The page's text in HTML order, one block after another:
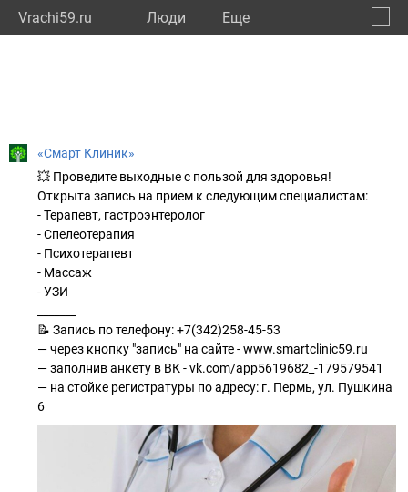
Vrachi59.ru Люди Eще
«Смарт Клиник»
💥 Проведите выходные с пользой для здоровья!
Открыта запись на прием к следующим специалистам:
- Терапевт, гастроэнтеролог
- Спелеотерапия
- Психотерапевт
- Массаж
- УЗИ
📝 Запись по телефону: +7(342)258-45-53
— через кнопку "запись" на сайте - www.smartclinic59.ru
— заполнив анкету в ВК - vk.com/app5619682_-179579541
— на стойке регистратуры по адресу: г. Пермь, ул. Пушкина
6